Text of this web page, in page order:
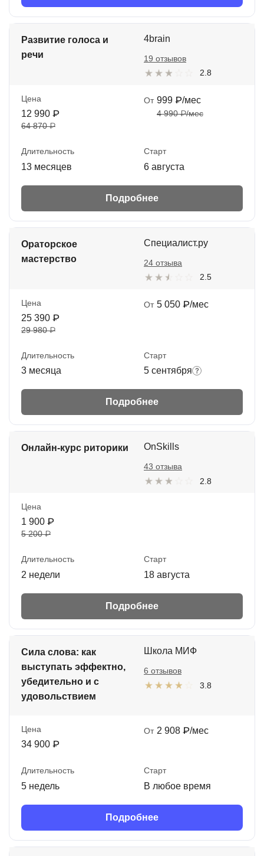
Развитие голоса и
речи
4brain
2.8
19 отзывов
Цена
12 990 ₽
64 870 ₽
От 999 ₽/мес
4 990 ₽/мес
Длительность
13 месяцев
Старт
6 августа
Подробнее
Ораторское
мастерство
Специалист.ру
2.5
24 отзыва
Цена
25 390 ₽
29 980 ₽
От 5 050 ₽/мес
Длительность
3 месяца
Старт
5 сентября
Подробнее
Онлайн-курс риторики OnSkills
2.8
43 отзыва
Цена
1 900 ₽
5 200 ₽
Длительность
2 недели
Старт
18 августа
Подробнее
Сила слова: как
выступать эффектно,
убедительно и с
удовольствием
Школа МИФ
3.8
6 отзывов
Цена
34 900 ₽
От 2 908 ₽/мес
Длительность
5 недель
Старт
В любое время
Подробнее